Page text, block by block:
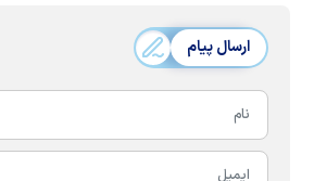
ارسال پیام